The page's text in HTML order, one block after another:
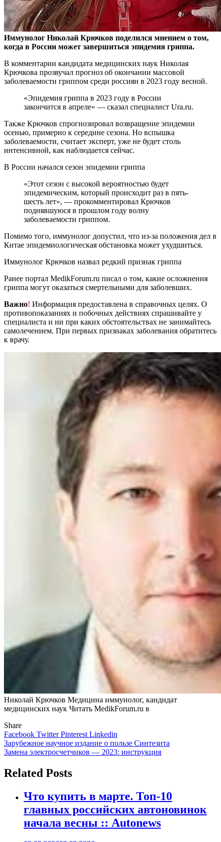
Иммунолог Николай Крючков поделился мнением о том,
когда в России может завершиться эпидемия гриппа.
В комментарии кандидата медицинских наук Николая
Крючкова прозвучал прогноз об окончании массовой
заболеваемости гриппом среди россиян в 2023 году весной.
«Эпидемия гриппа в 2023 году в России
закончится в апреле» — сказал специалист Ura.ru.
Также Крючков спрогнозировал возвращение эпидемии
осенью, примерно к середине сезона. Но вспышка
заболеваемости, считает эксперт, уже не будет столь
интенсивной, как наблюдается сейчас.
В России начался сезон эпидемии гриппа
«Этот сезон с высокой вероятностью будет
эпидемическим, который происходит раз в пять-
шесть лет», — прокомментировал Крючков
поднявшуюся в прошлом году волну
заболеваемости гриппом.
Помимо того, иммунолог допустил, что из-за положения дел в
Китае эпидемиологическая обстановка может ухудшиться.
Иммунолог Крючков назвал редкий признак гриппа
Ранее портал MedikForum.ru писал о том, какие осложнения
гриппа могут оказаться смертельными для заболевших.
Важно! Информация предоставлена в справочных целях. О
противопоказаниях и побочных действиях спрашивайте у
специалиста и ни при каких обстоятельствах не занимайтесь
самолечением. При первых признаках заболевания обратитесь
к врачу.
Николай Крючков Медицина иммунолог, кандидат
медицинских наук Читать MedikForum.ru в
Share
Facebook TwitterPinterest Linkedin
Навигация
по
записям
Зарубежное научное издание о пользе Синтезита
Замена электросчетчиков — 2023: инструкция
Related Posts
Что купить в марте. Топ-10
главных российских автоновинок
начала весны :: Autonews